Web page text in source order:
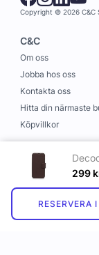
299
RESERVERA
Copyright © 2026 C&C
C&C
Om oss
Jobba hos oss
Kontakta oss
Hitta din närmaste
Köpvillkor
Information
Leverans och
Cookies